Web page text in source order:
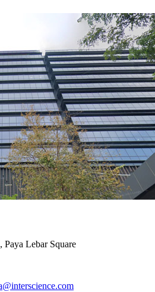
Paya Lebar Square